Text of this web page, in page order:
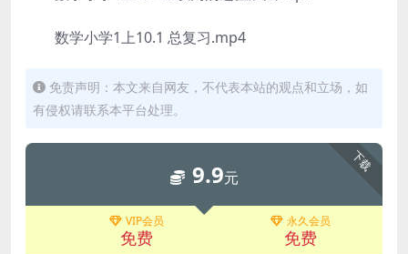
数学小学1上10.1 总复习.mp4
免责声明：本文来自网友，不代表本站的观点和立场，如
有侵权请联系本平台处理。
下载
9.9元
VIP会员
免费
永久会员
免费